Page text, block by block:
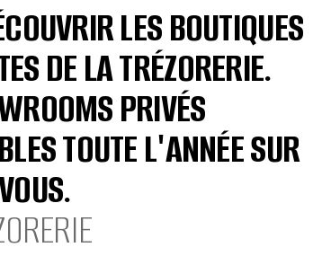
LES BOUTIQUES
DE LA TRÉZORERIE.
PRIVÉS
TOUTE L'ANNÉE SUR